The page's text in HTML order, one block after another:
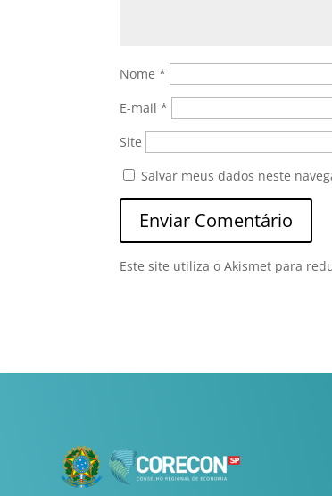
Nome*
E-mail*
Site
Salvar meus dados neste
Este site utiliza o Akismet para